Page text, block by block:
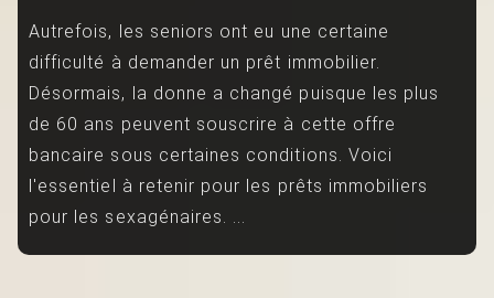
Autrefois, les seniors ont eu une certaine
difficulté à demander un prêt immobilier.
Désormais, la donne a changé puisque les plus
de 60 ans peuvent souscrire à cette offre
bancaire sous certaines conditions. Voici
l'essentiel à retenir pour les prêts immobiliers
pour les sexagénaires. ...